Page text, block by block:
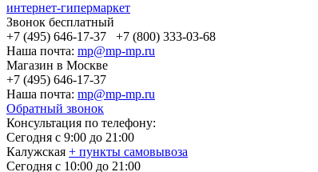
интернет-гипермаркет
Звонок бесплатный
+7 (495) 646-17-37
+7 (800) 333-03-68
Наша почта: mp@mp-mp.ru
Магазин в Москве
+7 (495) 646-17-37
Наша почта: mp@mp-mp.ru
Обратный звонок
Консультация по телефону:
Сегодня с 9:00 до 21:00
Калужская + пункты самовывоза
Сегодня с 10:00 до 21:00